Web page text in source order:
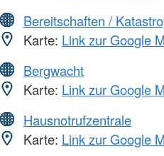
Bereitschaften /
Karte: Link zur Google
Bergwacht
Karte: Link zur Google
Hausnotrufzentrale
Karte: Link zur Google